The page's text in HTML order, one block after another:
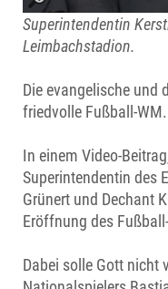
Superintendentin
Leimbachstadion.
Die evangelische und
friedvolle Fußball-WM.
In einem Video-
Superintendentin des
Grünert und Dechant
Eröffnung des
Dabei solle Gott nicht